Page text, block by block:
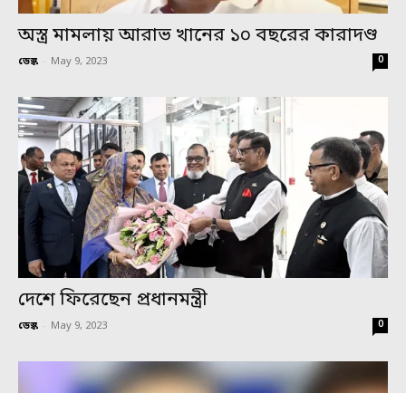
অস্ত্র মামলায় আরাভ খানের ১০ বছরের কারাদণ্ড
ডেস্ক - May 9, 2023 0
দেশে ফিরেছেন প্রধানমন্ত্রী
ডেস্ক - May 9, 2023 0